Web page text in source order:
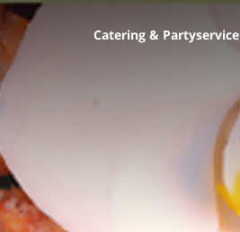
Catering & Partyservice